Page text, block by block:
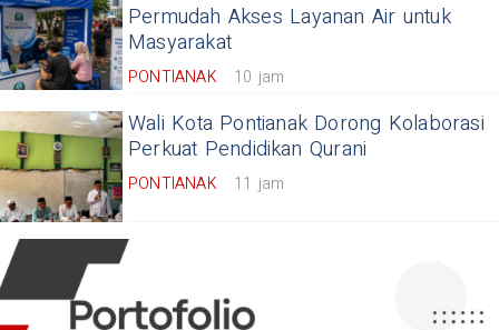
Permudah Akses Layanan Air untuk
Masyarakat
PONTIANAK 10 jam
Wali Kota Pontianak Dorong Kolaborasi
Perkuat Pendidikan Qurani
PONTIANAK 11 jam